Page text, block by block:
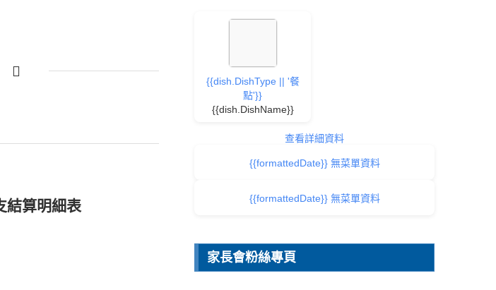
結算明細表
{{dish.DishType || '餐
點'}}
{{dish.DishName}}
查看詳細資料
{{formattedDate}} 無菜單資料
{{formattedDate}} 無菜單資料
家長會粉絲專頁